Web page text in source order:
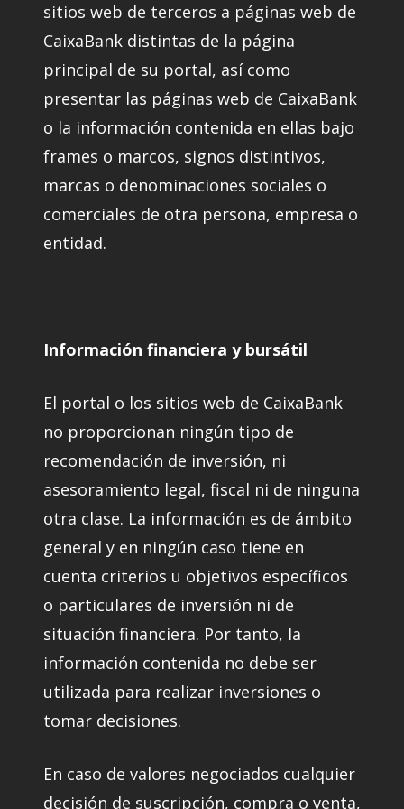
sitios web de terceros a páginas web de
CaixaBank distintas de la página
principal de su portal, así como
presentar las páginas web de CaixaBank
o la información contenida en ellas bajo
frames o marcos, signos distintivos,
marcas o denominaciones sociales o
comerciales de otra persona, empresa o
entidad.
Información financiera y bursátil
El portal o los sitios web de CaixaBank
no proporcionan ningún tipo de
recomendación de inversión, ni
asesoramiento legal, fiscal ni de ninguna
otra clase. La información es de ámbito
general y en ningún caso tiene en
cuenta criterios u objetivos específicos
o particulares de inversión ni de
situación financiera. Por tanto, la
información contenida no debe ser
utilizada para realizar inversiones o
tomar decisiones.
En caso de valores negociados cualquier
decisión de suscripción, compra o venta,